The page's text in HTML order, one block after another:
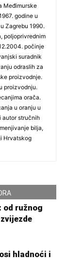
Međimurske
godine u
Zagrebu 1990.
poljoprivrednim
počinje
suradnik
odraslih za
proizvodnje.
proizvodnju.
orača.
u oranju u
autor stručnih
bilja,
Hrvatskog
od ružnog
hladnoći i